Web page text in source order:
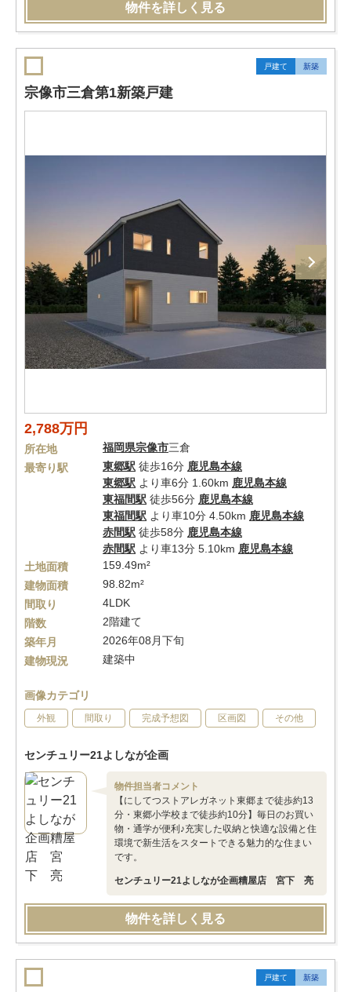
物件を詳しく見る
戸建て 新築
宗像市三倉第1新築戸建
2,788万円
所在地 福岡県宗像市三倉
最寄り駅
東郷駅 徒歩16分 鹿児島本線
東郷駅 より車6分 1.60km 鹿児島本線
東福間駅 徒歩56分 鹿児島本線
東福間駅 より車10分 4.50km 鹿児島本線
赤間駅 徒歩58分 鹿児島本線
赤間駅 より車13分 5.10km 鹿児島本線
土地面積
159.49m²
建物面積
98.82m²
間取り
4LDK
階数
2階建て
築年月
2026年08月下旬
建物現況
建築中
画像カテゴリ
外観 間取り 完成予想図 区画図 その他
センチュリー21よしなが企画
物件担当者コメント
【にしてつストアレガネット東郷まで徒歩約13
分・東郷小学校まで徒歩約10分】毎日のお買い
物・通学が便利♪充実した収納と快適な設備と住
環境で新生活をスタートできる魅力的な住まい
です。
センチュリー21よしなが企画糟屋店 宮下 亮
物件を詳しく見る
戸建て 新築